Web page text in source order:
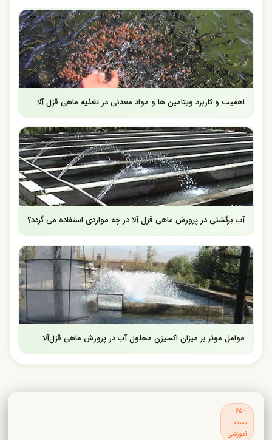
اهمیت و کاربرد ویتامین ها و مواد معدنی در تغذیه ماهی قزل آلا
آب برگشتی در پرورش ماهی قزل آلا در چه مواردی استفاده می گردد؟
عوامل موثر بر میزان اکسیژن محلول آب در پرورش ماهی قزل‌آلا
+۶۵
بسته
آموزشی